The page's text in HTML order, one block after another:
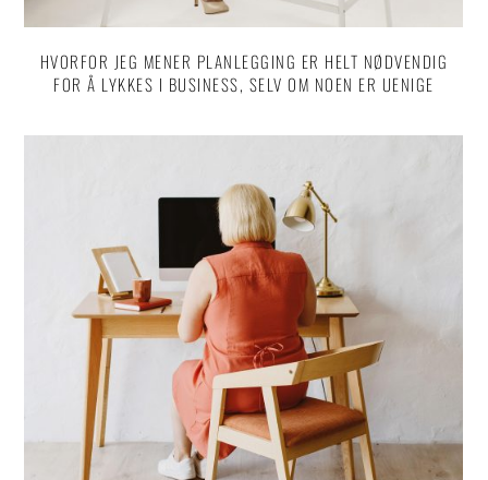
HVORFOR JEG MENER PLANLEGGING ER HELT NØDVENDIG
FOR Å LYKKES I BUSINESS, SELV OM NOEN ER UENIGE